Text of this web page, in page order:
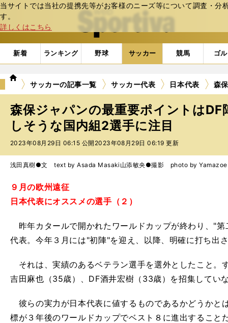
当サイトでは当社の提携先等がお客様のニーズ等について調査・
す。
詳しくはこちら
web Sportiva (webスポルティーバ)
新着 ランキング 野球 サッカー 競馬 ゴ
we
ポ
ル
テ
ィ
ー
バ
サッカーの記事一覧 サッカー代表 日本代表 森
森保ジャパンの最重要ポイントは
しそうな国内組2選手に注目
2023年08月29日 06:15 公開 2023年08月29日 06:19 更新
浅田真樹●文 text by Asada Masaki 山添敏央●撮影 photo by
９月の欧州遠征
日本代表にオススメの選手（２）
昨年カタールで開かれたワールドカップが終わり、"
代表。今年３月には"初陣"を迎え、以降、明確に打ち出
それは、実績のあるベテラン選手を選外としたこと。
吉田麻也（35歳）、DF酒井宏樹（33歳）を招集してい
彼らの実力が日本代表に値するものであるかどうかと
標が３年後のワールドカップでベスト８に進出すること